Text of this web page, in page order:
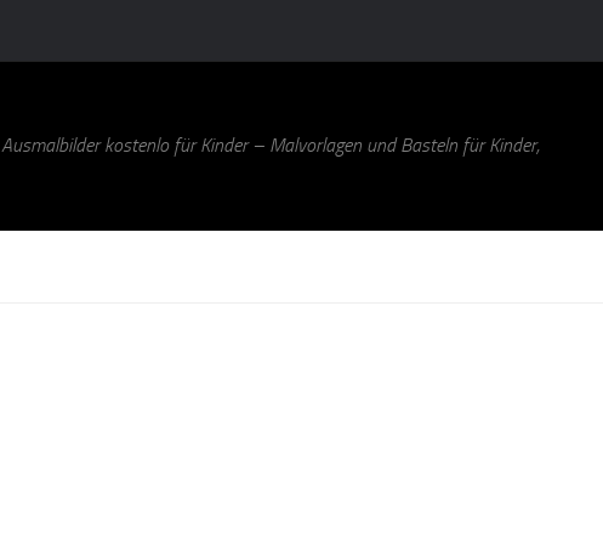
Ausmalbilder kostenlo für Kinder – Malvorlagen und Basteln für Kinder,